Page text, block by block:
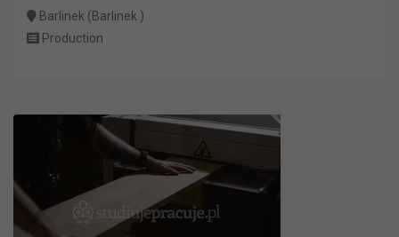
Barlinek (Barlinek )
Production